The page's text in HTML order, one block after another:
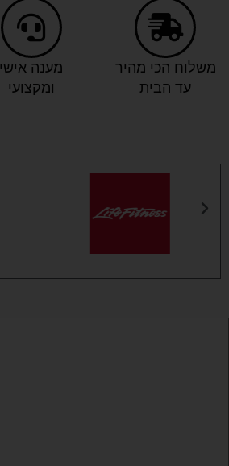
משלוח הכי מהיר
עד הבית
מענה אישי
ומקצועי